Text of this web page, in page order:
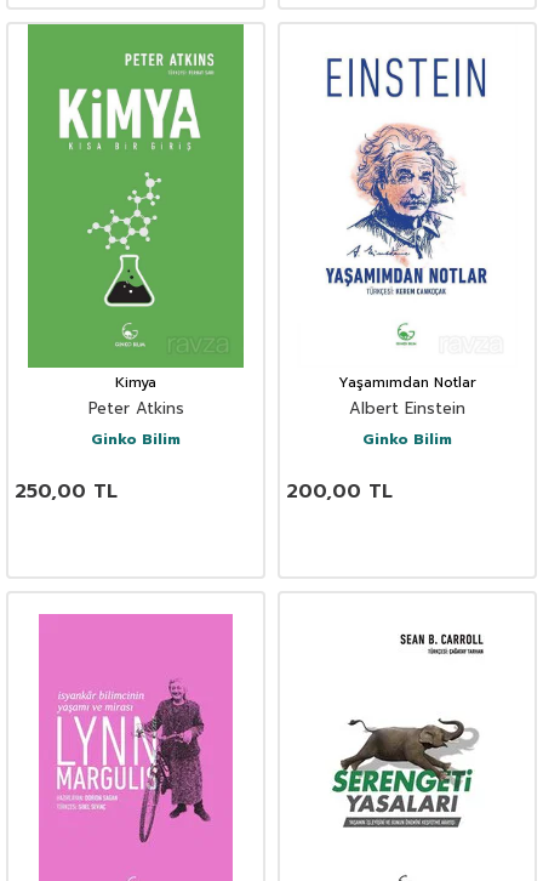
Kimya
Peter Atkins
Ginko Bilim
250,00 TL
Yaşamımdan Notlar
Albert Einstein
Ginko Bilim
200,00 TL